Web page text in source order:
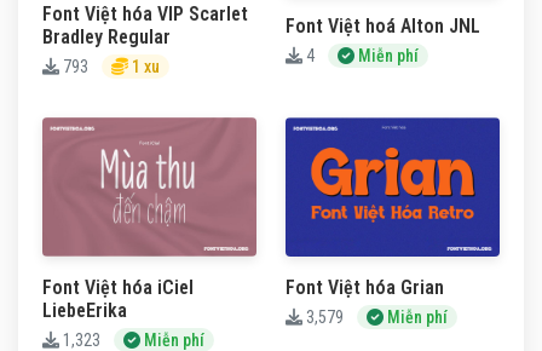
Font Việt hóa VIP Scarlet
Bradley Regular
793 1 xu
Font Việt hoá Alton JNL
4 Miễn phí
Font Việt hóa iCiel
LiebeErika
1,323 Miễn phí
Font Việt hóa Grian
3,579 Miễn phí